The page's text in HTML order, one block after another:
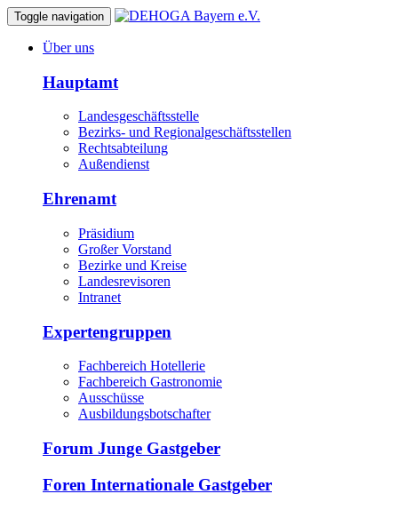
Toggle navigation
Über uns
Hauptamt
Landesgeschäftsstelle
Bezirks- und Regionalgeschäftsstellen
Rechtsabteilung
Außendienst
Ehrenamt
Präsidium
Großer Vorstand
Bezirke und Kreise
Landesrevisoren
Intranet
Expertengruppen
Fachbereich Hotellerie
Fachbereich Gastronomie
Ausschüsse
Ausbildungsbotschafter
Forum Junge Gastgeber
Foren Internationale Gastgeber